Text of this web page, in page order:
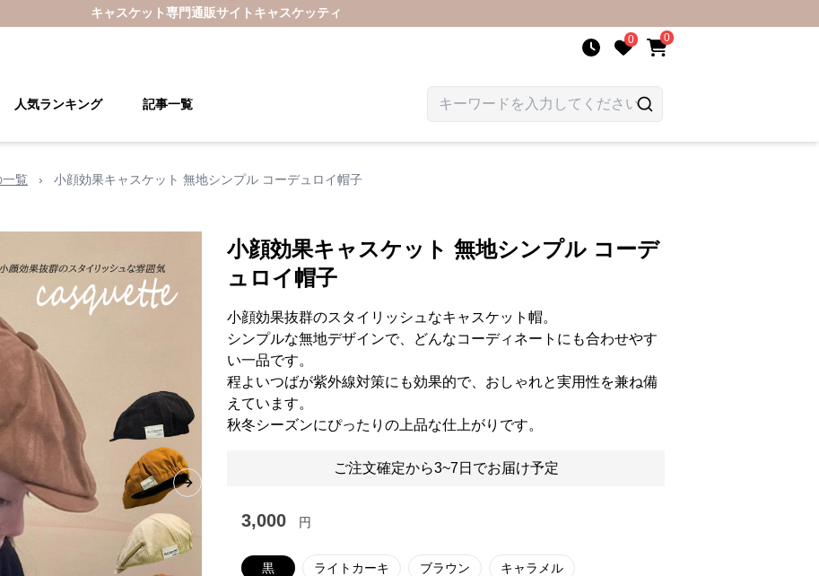
キャスケット専門通販サイト キャスケッティ
0 0
人気ランキング 記事一覧
覧 › 小顔効果キャスケット 無地シンプル コーデュロイ帽子
Next slide
小顔効果キャスケット 無地シンプル コーデ
ュロイ帽子
小顔効果抜群のスタイリッシュなキャスケット帽。
シンプルな無地デザインで、どんなコーディネートにも合わせやす
い一品です。
程よいつばが紫外線対策にも効果的で、おしゃれと実用性を兼ね備
えています。
秋冬シーズンにぴったりの上品な仕上がりです。
ご注文確定から3~7日でお届け予定
3,000 円
黒 ライトカーキ ブラウン キャラメル